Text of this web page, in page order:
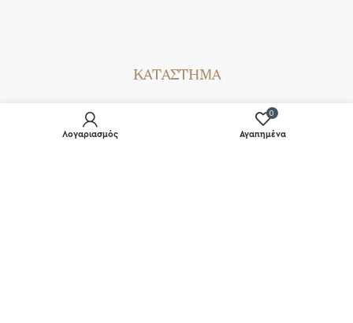
ΚΑΤΑΣΤΗΜΑ
Λογαριασμός
0
Αγαπημένα